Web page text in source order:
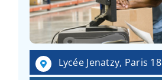
Lycée Jenatzy, Paris 18